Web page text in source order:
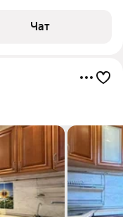
выходят во
Чат